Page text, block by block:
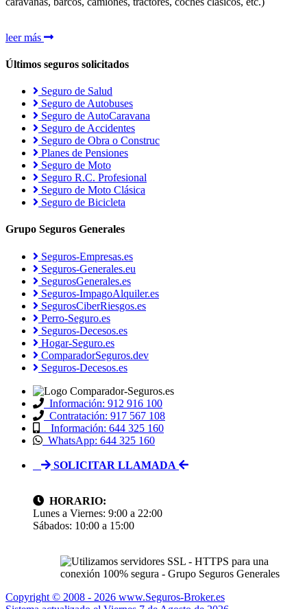
leer más
Últimos seguros solicitados
Seguro de Salud
Seguro de Autobuses
Seguro de AutoCaravana
Seguro de Accidentes
Seguro de Obra o Construc
Planes de Pensiones
Seguro de Moto
Seguro R.C. Profesional
Seguro de Moto Clásica
Seguro de Bicicleta
Grupo Seguros Generales
Seguros-Empresas.es
Seguros-Generales.eu
SegurosGenerales.es
Seguros-ImpagoAlquiler.es
SegurosCiberRiesgos.es
Perro-Seguro.es
Seguros-Decesos.es
Hogar-Seguro.es
ComparadorSeguros.dev
Seguros-Decesos.es
Información: 912 916 100
Contratación: 917 567 108
Información: 644 325 160
WhatsApp: 644 325 160
SOLICITAR LLAMADA
HORARIO:
Lunes a Viernes: 9:00 a 22:00
Sábados: 10:00 a 15:00
Copyright © 2008 - 2026 www.Seguros-Broker.es